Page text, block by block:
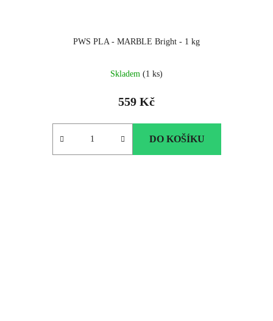
PWS PLA - MARBLE Bright - 1 kg
Skladem (1 ks)
559 Kč
DO KOŠÍKU